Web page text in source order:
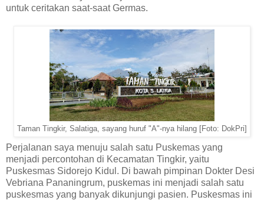
untuk ceritakan saat-saat Germas.
Taman Tingkir, Salatiga, sayang huruf "A"-nya hilang [Foto: DokPri]
Perjalanan saya menuju salah satu Puskemas yang
menjadi percontohan di Kecamatan Tingkir, yaitu
Puskesmas Sidorejo Kidul. Di bawah pimpinan Dokter Desi
Vebriana Pananingrum, puskemas ini menjadi salah satu
puskesmas yang banyak dikunjungi pasien. Puskesmas ini